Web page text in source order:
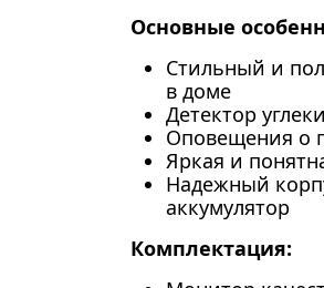
Основные
Стильный и
в доме
Детектор
Оповещения о
Яркая и
Надежный
аккумулятор
Комплектация: